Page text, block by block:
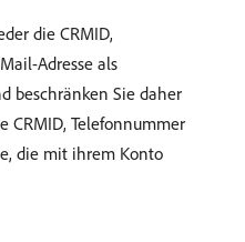
die CRMID,
Adresse als
beschränken Sie daher
CRMID, Telefonnummer
die mit ihrem Konto